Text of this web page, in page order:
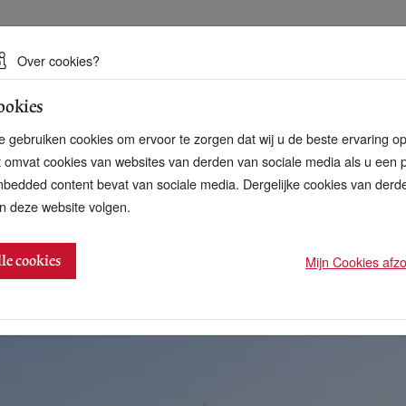
duurzame toekomst
circulair maken
Over cookies?
gebruiken cookies om ervoor te zorgen dat wij u de beste ervaring
omvat cookies van websites van derden van sociale media als u een
content bevat van sociale media. Dergelijke cookies van
deze website volgen.
cookies Mijn Cookies